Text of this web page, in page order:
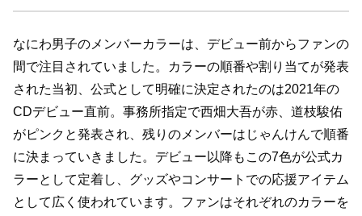
なにわ男子のメンバーカラーは、デビュー前からファンの
間で注目されていました。カラーの順番や割り当てが発表
された当初、公式として明確に決定されたのは2021年の
CDデビュー直前。事務所指定で西畑大吾が赤、道枝駿佑
がピンクと発表され、残りのメンバーはじゃんけんで順番
に決まっていきました。デビュー以降もこの7色が公式カ
ラーとして定着し、グッズやコンサートでの応援アイテム
として広く使われています。ファンはそれぞれのカラーを